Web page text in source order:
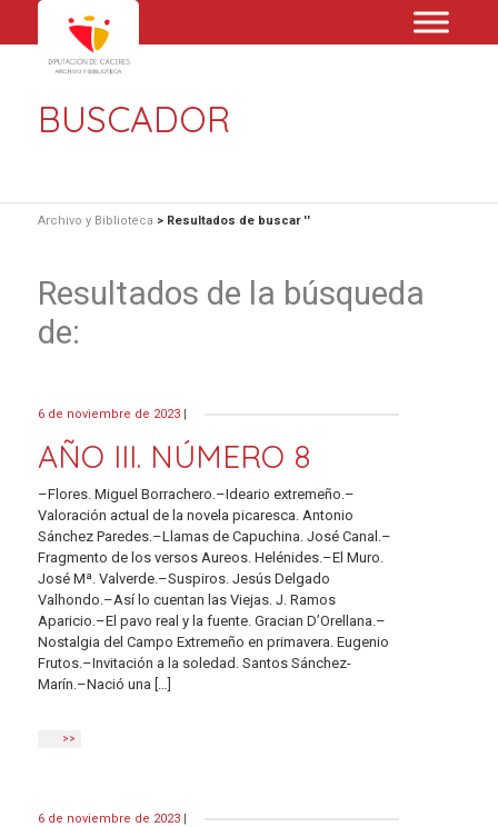
BUSCADOR
Archivo y Biblioteca > Resultados de buscar ''
Resultados de la búsqueda
de:
6 de noviembre de 2023 |
AÑO III. NÚMERO 8
–Flores. Miguel Borrachero.–Ideario extremeño.–
Valoración actual de la novela picaresca. Antonio
Sánchez Paredes.–Llamas de Capuchina. José Canal.–
Fragmento de los versos Aureos. Helénides.–El Muro.
José Mª. Valverde.–Suspiros. Jesús Delgado
Valhondo.–Así lo cuentan las Viejas. J. Ramos
Aparicio.–El pavo real y la fuente. Gracian D’Orellana.–
Nostalgia del Campo Extremeño en primavera. Eugenio
Frutos.–Invitación a la soledad. Santos Sánchez-
Marín.–Nació una […]
>>
6 de noviembre de 2023 |